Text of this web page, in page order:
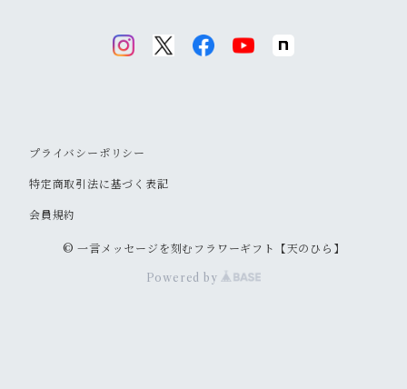
プライバシーポリシー
特定商取引法に基づく表記
会員規約
© 一言メッセージを刻むフラワーギフト【天のひら】
Powered by